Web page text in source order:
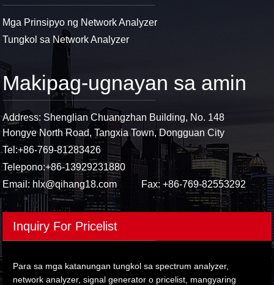
Mga Prinsipyo ng Network Analyzer
Tungkol sa Network Analyzer
Makipag-ugnayan sa amin
Address: Shenglian Chuangzhan Building, No. 148
Hongye North Road, Tangxia Town, Dongguan City
Tel:+86-769-81283426
Telepono:+86-13929231880
Email: hlx@qihang18.com Fax: +86-769-82553292
Inquiry For Pricelist
Para sa mga katanungan tungkol sa spectrum analyzer,
network analyzer, signal generator o pricelist, mangyaring